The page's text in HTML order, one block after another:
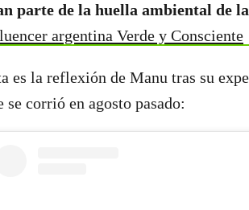
parte de la huella ambiental de
argentina Verde y Consciente
es la reflexión de Manu tras su
se corrió en agosto pasado: